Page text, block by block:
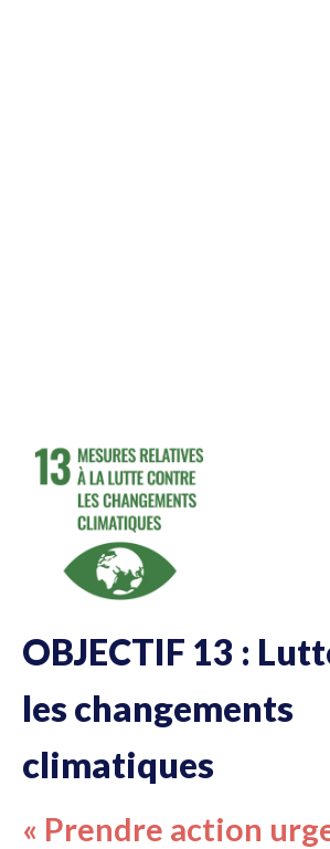
OBJECTIF 13 :
les changements
climatiques
« Prendre action